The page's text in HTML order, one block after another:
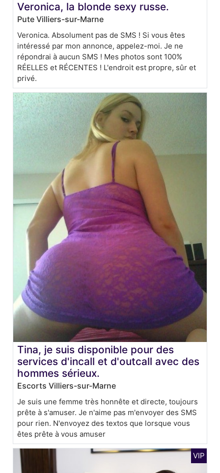
Veronica, la blonde sexy russe.
Pute Villiers-sur-Marne
Veronica. Absolument pas de SMS ! Si vous êtes
intéressé par mon annonce, appelez-moi. Je ne
répondrai à aucun SMS ! Mes photos sont 100%
RÉELLES et RÉCENTES ! L'endroit est propre, sûr et
privé.
Tina, je suis disponible pour des
services d'incall et d'outcall avec des
hommes sérieux.
Escorts Villiers-sur-Marne
Je suis une femme très honnête et directe, toujours
prête à s'amuser. Je n'aime pas m'envoyer des SMS
pour rien. N'envoyez des textos que lorsque vous
êtes prête à vous amuser